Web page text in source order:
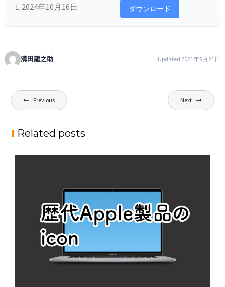
2024年10月16日 ダウンロード
溝田龍之助 Updated 2021年9月21日
投
稿
ビ
Previous Next
Related posts